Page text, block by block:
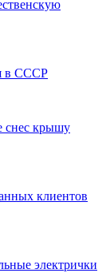
в СССР
снес крышу
клиентов
электрички